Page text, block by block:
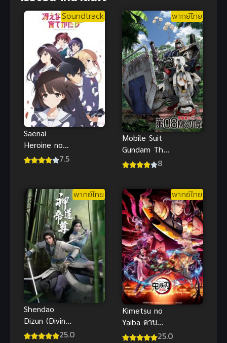
Soundtrack
Saenai
Heroine no
Sodatekata
เป็นนางเอก
ของผม ภาค 2
7.5
พากย์ไทย
Mobile Suit
Gundam The
08th MS 8
พากย์ไทย
Shendao
Dizun (Divine
Lord of the25.0
พากย์ไทย
Kimetsu no
Yaiba ดาบ
พิฆาตอสูร ซับ
25.0